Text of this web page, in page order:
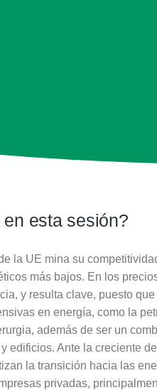
esta sesión?
la UE mina su
más bajos. En los
y resulta clave, puesto
en energía, como la
además de ser un
edificios. Ante la creciente
la transición hacia las
privadas,